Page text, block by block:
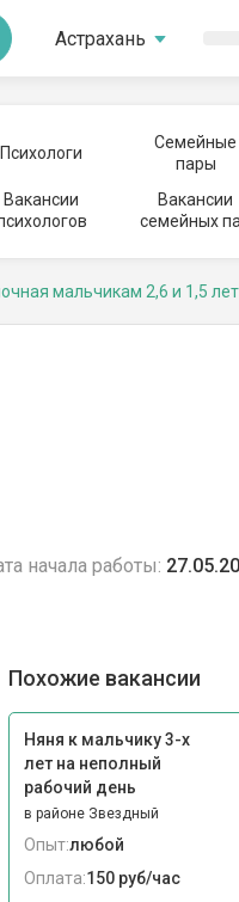
Астрахань
Психологи
Семейные
пары
Вакансии
Вакансии
семейных
мальчикам 2,6 и 1,5 лет
начала работы:
Похожие вакансии
Няня к мальчику 3-х
лет на неполный
рабочий день
в районе Звездный
Опыт:любой
Оплата:150 руб/час